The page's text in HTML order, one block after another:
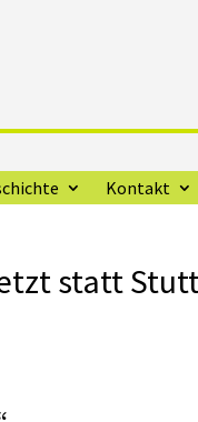
Kontakt
statt